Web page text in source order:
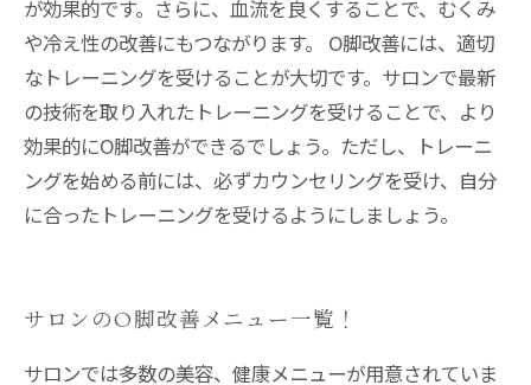
が効果的です。さらに、血流を良くすることで、むくみ
や冷え性の改善にもつながります。 O脚改善には、適切
なトレーニングを受けることが大切です。サロンで最新
の技術を取り入れたトレーニングを受けることで、より
効果的にO脚改善ができるでしょう。ただし、トレーニ
ングを始める前には、必ずカウンセリングを受け、自分
に合ったトレーニングを受けるようにしましょう。
サロンのO脚改善メニュー一覧！
サロンでは多数の美容、健康メニューが用意されていま